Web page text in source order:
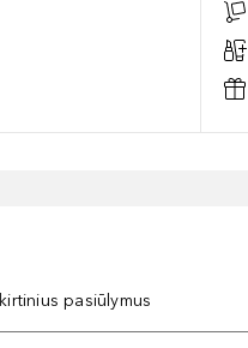
pasiūlymus